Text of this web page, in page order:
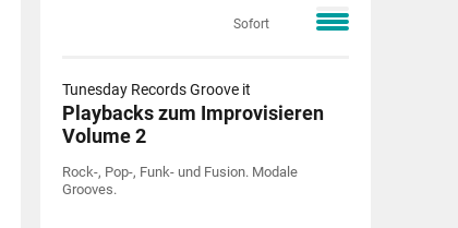
Sofort
Tunesday Records Groove it
Playbacks zum Improvisieren
Volume 2
Rock-, Pop-, Funk- und Fusion. Modale
Grooves.